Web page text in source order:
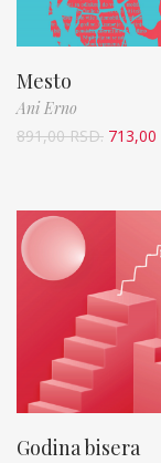
Mesto
Ani Erno
891,00RSD. 713,00
Godina bisera